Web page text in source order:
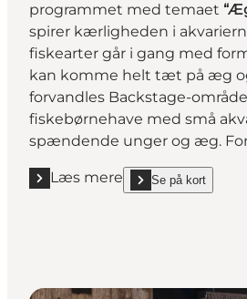
programmet med temaet
spirer kærligheden i
fiskearter går i gang med
kan komme helt tæt på æg
forvandles Backstage-
fiskebørnehave med små
spændende unger og æg.
Læs mere
Læs mere ""Æg og unger"
Se på kort
show "Æg og unger"